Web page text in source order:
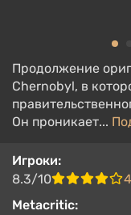
Продолжение
Chernobyl, в
Он проникает...
Игроки:
8.3/10
Metacritic: